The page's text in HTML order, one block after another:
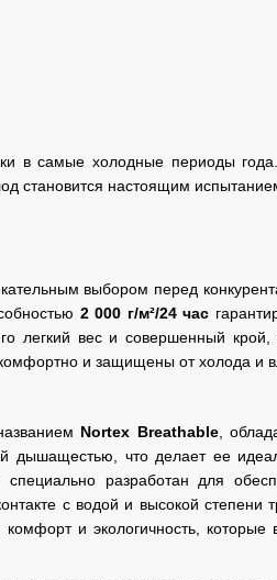
в самые холодные периоды
становится настоящим
выбором перед
2 000 г/м²/24 час
легкий вес и совершенный
и защищены от холода и
Nortex Breathable,
дышащестью, что делает ее
разработан для
с водой и высокой
и экологичность,